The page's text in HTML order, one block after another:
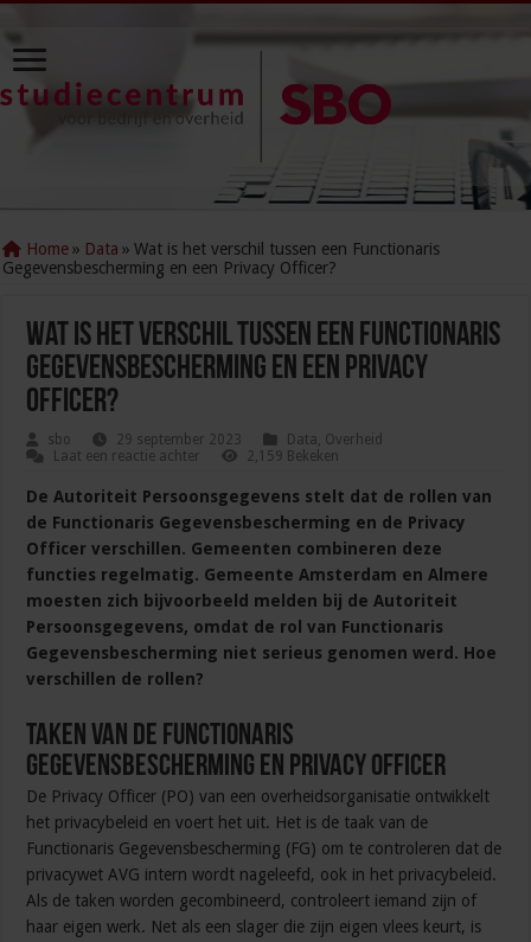
Home » Data » Wat is het verschil tussen een Functionaris
Gegevensbescherming en een Privacy Officer?
Wat is het verschil tussen een Functionaris
Gegevensbescherming en een Privacy
Officer?
sbo 29 september 2023 Data, Overheid
Laat een reactie achter
2,159 Bekeken
De Autoriteit Persoonsgegevens stelt dat de rollen van
de Functionaris Gegevensbescherming en de Privacy
Officer verschillen. Gemeenten combineren deze
functies regelmatig. Gemeente Amsterdam en Almere
moesten zich bijvoorbeeld melden bij de Autoriteit
Persoonsgegevens, omdat de rol van Functionaris
Gegevensbescherming niet serieus genomen werd. Hoe
verschillen de rollen?
Taken van de Functionaris
Gegevensbescherming en Privacy Officer
De Privacy Officer (PO) van een overheidsorganisatie ontwikkelt
het privacybeleid en voert het uit. Het is de taak van de
Functionaris Gegevensbescherming (FG) om te controleren dat de
privacywet AVG intern wordt nageleefd, ook in het privacybeleid.
Als de taken worden gecombineerd, controleert iemand zijn of
haar eigen werk. Net als een slager die zijn eigen vlees keurt, is